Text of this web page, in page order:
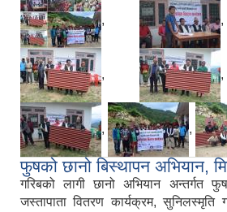
,
,
, ,
फुषको छानो बिस्थापन अभियान,
गरिबको लागी छानो अभियान अन्तर्गत
जस्तापाता वितरण कार्यक्रम, सुनिलस्मृति